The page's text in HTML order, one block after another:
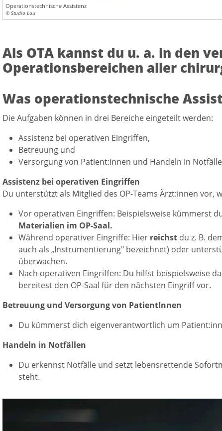
Operationstechnische Assistenz
© Studio Lou
Als OTA kannst du u. a. in den
Operationsbereichen aller
Was operationstechnische
Die Aufgaben können in drei Bereiche eingeteilt werden:
Assistenz bei operativen Eingriffen,
Betreuung und
Versorgung von Patient:innen und Handeln in
Assistenz bei operativen Eingriffen
Du unterstützt als Mitglied des OP-Teams Ärzt:innen vor,
Vor operativen Eingriffen: Beispielsweise kümmerst
Materialien im OP-Saal.
Während operativer Eingriffe: Hier reichstdu z. B.
auch als „Instrumentierung" bezeichnet) oder
überwachen.
Nach operativen Eingriffen: Du hilfst beispielsweise
bereitest den OP-Saal für den nächsten Eingriff vor.
Betreuung und Versorgung von PatientInnen
Du kümmerst dich eigenverantwortlich um
Handeln in Notfällen
Du erkennst Notfälle und setzt lebensrettende
steht.